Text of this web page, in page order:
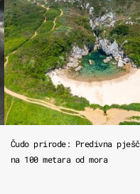
Čudo prirode: Predivna
na 100 metara od mora